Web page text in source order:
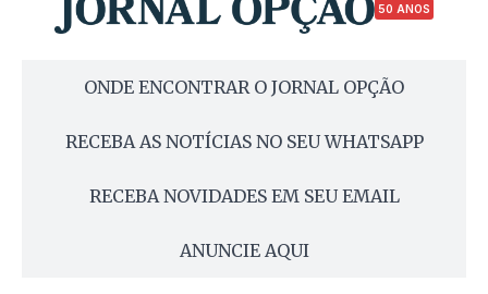
50 ANOS
ONDE ENCONTRAR O JORNAL OPÇÃO
RECEBA AS NOTÍCIAS NO SEU WHATSAPP
RECEBA NOVIDADES EM SEU EMAIL
ANUNCIE AQUI